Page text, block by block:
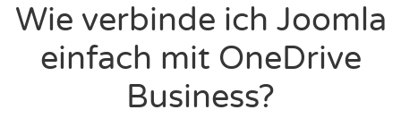
Wie verbinde ich Joomla
einfach mit OneDrive
Business?